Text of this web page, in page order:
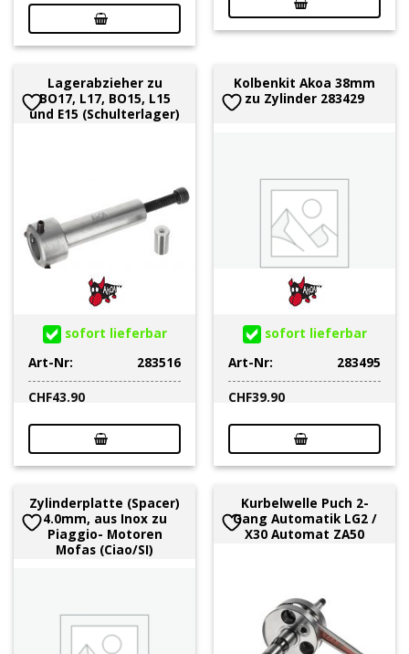
Lagerabzieher zu
BO17, L17, BO15, L15
und E15 (Schulterlager)
sofort lieferbar
Art-Nr:
283516
CHF43.90
Kolbenkit Akoa 38mm
zu Zylinder 283429
sofort lieferbar
Art-Nr:
283495
CHF39.90
Zylinderplatte (Spacer)
4.0mm, aus Inox zu
Piaggio- Motoren
Mofas (Ciao/SI)
Kurbelwelle Puch 2-
Gang Automatik LG2 /
X30 Automat ZA50